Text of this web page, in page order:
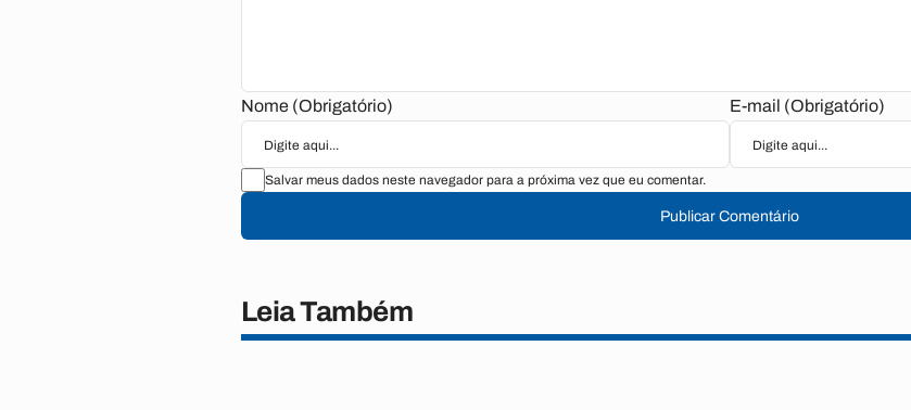
Nome (Obrigatório) E-mail (Obrigatório)
Salvar meus dados neste navegador para a próxima vez que eu comentar.
Publicar Comentário
Leia Também